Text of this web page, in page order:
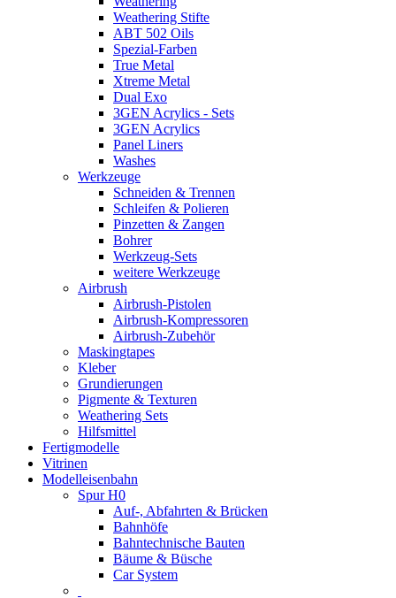
Weathering Stifte
ABT 502 Oils
Spezial-Farben
True Metal
Xtreme Metal
Dual Exo
3GEN Acrylics - Sets
3GEN Acrylics
Panel Liners
Washes
Werkzeuge
Schneiden & Trennen
Schleifen & Polieren
Pinzetten & Zangen
Bohrer
Werkzeug-Sets
weitere Werkzeuge
Airbrush
Airbrush-Pistolen
Airbrush-Kompressoren
Airbrush-Zubehör
Maskingtapes
Kleber
Grundierungen
Pigmente & Texturen
Weathering Sets
Hilfsmittel
Fertigmodelle
Vitrinen
Modelleisenbahn
Spur H0
Auf-, Abfahrten & Brücken
Bahnhöfe
Bahntechnische Bauten
Bäume & Büsche
Car System